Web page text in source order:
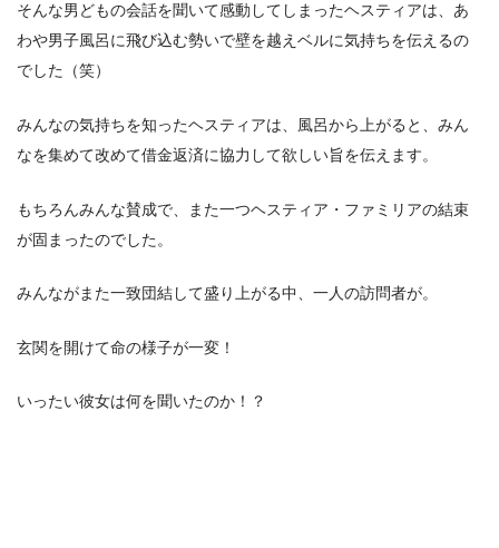
そんな男どもの会話を聞いて感動してしまったヘスティアは、あ
わや男子風呂に飛び込む勢いで壁を越えベルに気持ちを伝えるの
でした（笑）
みんなの気持ちを知ったヘスティアは、風呂から上がると、みん
なを集めて改めて借金返済に協力して欲しい旨を伝えます。
もちろんみんな賛成で、また一つヘスティア・ファミリアの結束
が固まったのでした。
みんながまた一致団結して盛り上がる中、一人の訪問者が。
玄関を開けて命の様子が一変！
いったい彼女は何を聞いたのか！？